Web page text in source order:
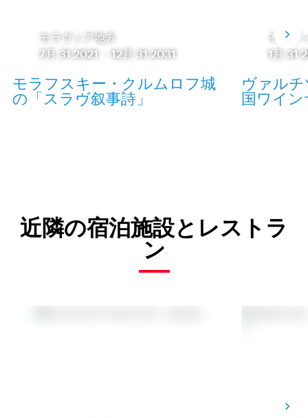
モラヴィア地方
7月 31 2021
12月 31 2031
モラフスキー・クルムロフ城
の「スラヴ叙事詩」
モラヴ
1月 31
ヴァル
国ワイ
近隣の宿泊施設とレストラ
ン